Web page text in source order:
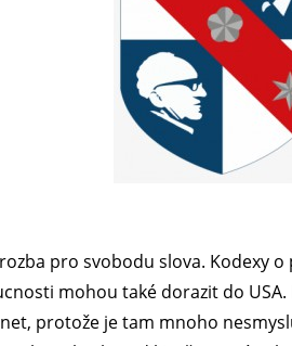
pro svobodu slova. Kodexy o
mohou také dorazit do
protože je tam mnoho